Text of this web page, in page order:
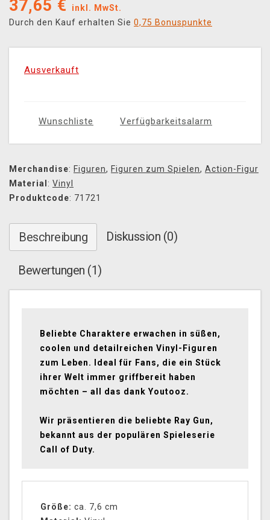
37,65 €
inkl. MwSt.
Durch den Kauf erhalten Sie 0,75 Bonuspunkte
Ausverkauft
Wunschliste Verfügbarkeitsalarm
Merchandise: Figuren, Figuren zum Spielen, Action-Figur
Material : Vinyl
Produktcode: 71721
Beschreibung Diskussion (0)
Bewertungen (1)
Beliebte Charaktere erwachen in süßen,
coolen und detailreichen Vinyl-Figuren
zum Leben. Ideal für Fans, die ein Stück
ihrer Welt immer griffbereit haben
möchten – all das dank Youtooz.
Wir präsentieren die beliebte Ray Gun,
bekannt aus der populären Spieleserie
Call of Duty.
Größe: ca. 7,6 cm